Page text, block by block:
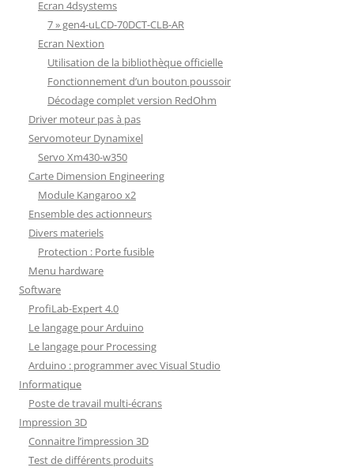
Ecran 4dsystems
7 » gen4-uLCD-70DCT-CLB-AR
Ecran Nextion
Utilisation de la bibliothèque officielle
Fonctionnement d’un bouton poussoir
Décodage complet version RedOhm
Driver moteur pas à pas
Servomoteur Dynamixel
Servo Xm430-w350
Carte Dimension Engineering
Module Kangaroo x2
Ensemble des actionneurs
Divers materiels
Protection : Porte fusible
Menu hardware
Software
ProfiLab-Expert 4.0
Le langage pour Arduino
Le langage pour Processing
Arduino : programmer avec Visual Studio
Informatique
Poste de travail multi-écrans
Impression 3D
Connaitre l’impression 3D
Test de différents produits